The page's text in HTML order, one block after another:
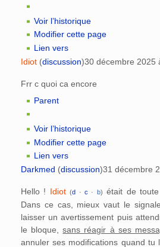
Voir l’historique
Modifier cette page
Lien vers
Idiot (discussion)30 décembre 2025
Frr c quoi ca encore
Parent
Voir l’historique
Modifier cette page
Lien vers
Darkmed (discussion)31 décembre
Hello ! Idiot (d · c · b) était de toute
Dans ce cas, mieux vaut le
laisser un avertissement puis
le bloque,sans réagir à ses
annuler ses modifications quand